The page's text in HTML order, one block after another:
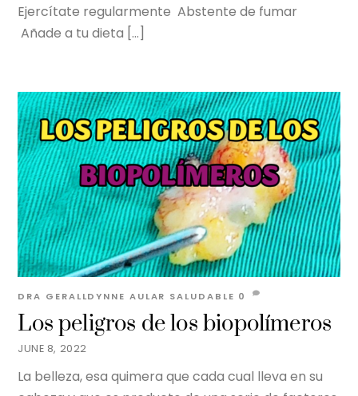
Ejercítate regularmente Abstente de fumar
Añade a tu dieta […]
JUNE 8, 2022
Los peligros de los biopolímeros
DRA GERALLDYNNE AULAR SALUDABLE 0
La belleza, esa quimera que cada cual lleva en su